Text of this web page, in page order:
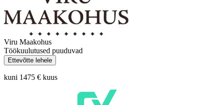
Viru Maakohus
Töökuulutused puuduvad
Ettevõtte lehele
kuni 1475 € kuus